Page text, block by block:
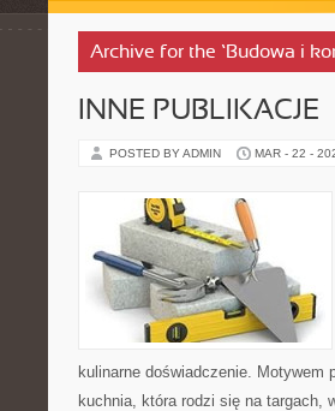
Archive for the ‘Budowa i
INNE PUBLIKACJE
POSTED BY ADMIN MAR - 22 -
kulinarne doświadczenie.
kuchnia, która rodzi się na targach,